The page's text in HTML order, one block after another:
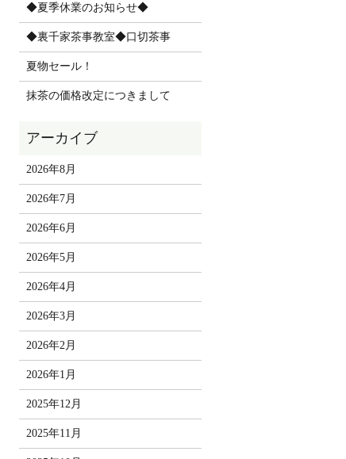
◆夏季休業のお知らせ◆
◆裏千家茶事教室◆口切茶事
夏物セール！
抹茶の価格改定につきまして
2026年8月
2026年7月
2026年6月
2026年5月
2026年4月
2026年3月
2026年2月
2026年1月
2025年12月
2025年11月